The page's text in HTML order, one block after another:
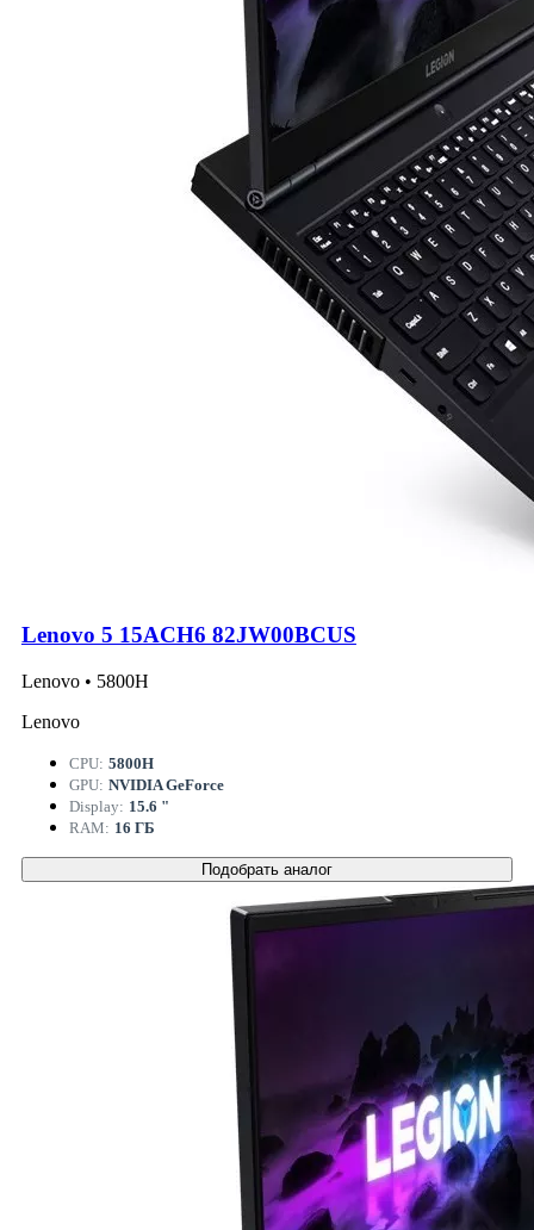
Lenovo 5 15ACH6 82JW00BCUS
Lenovo • 5800H
Lenovo
CPU: 5800H
GPU: NVIDIA GeForce
Display: 15.6 "
RAM: 16 ГБ
Подобрать аналог